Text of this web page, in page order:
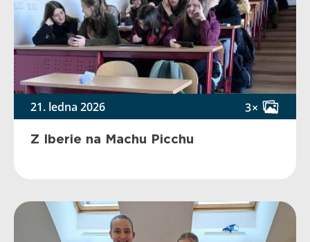
21. ledna 2026 3×
Z Iberie na Machu Picchu